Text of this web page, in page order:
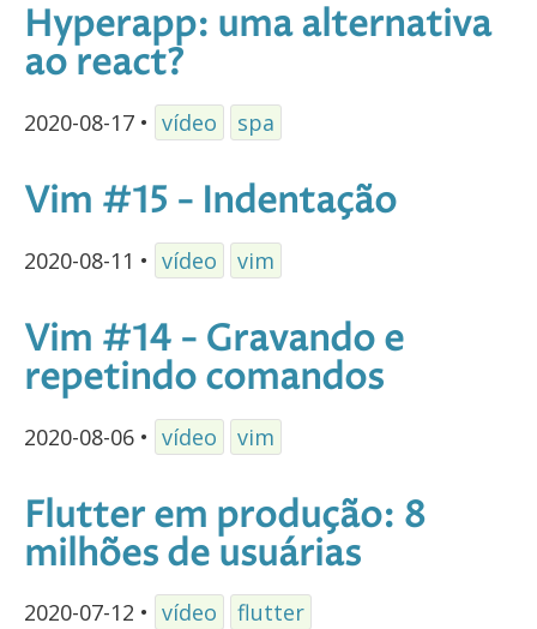
Hyperapp: uma alternativa
ao react?
2020-08-17 • vídeo spa
Vim #15 - Indentação
2020-08-11 • vídeo vim
Vim #14 - Gravando e
repetindo comandos
2020-08-06 • vídeo vim
Flutter em produção: 8
milhões de usuárias
2020-07-12 • vídeo flutter